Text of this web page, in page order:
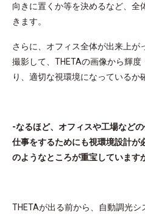
向きに置くか等を決めるなど、全
きます。
さらに、オフィス全体が出来上が
撮影して、THETAの画像から輝
り、適切な視環境になっているか
-なるほど、オフィスや工場など
仕事をするためにも視環境設計が
のようなところが重宝しています
THETAが出る前から、自動調光シ